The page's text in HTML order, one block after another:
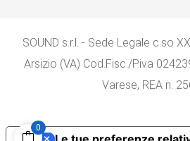
SOUND s.r.l. - Sede Legale c.so
Arsizio (VA) Cod.Fisc./P.iva
Varese, REA n.
0